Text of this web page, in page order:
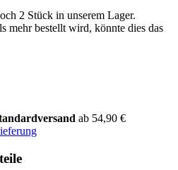
2 Stück in unserem Lager.
mehr bestellt wird, könnte dies das
ab 54,90 €